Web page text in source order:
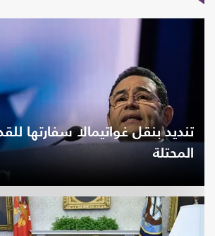
تنديد بنقل غواتيمالا سفارتها
المحتلة